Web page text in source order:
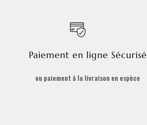
Paiement en ligne Sécurisé
ou paiement à la livraison en espèce